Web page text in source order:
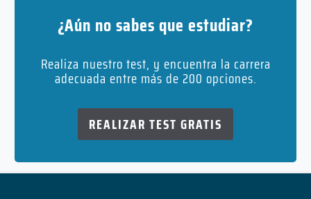
¿Aún no sabes que estudiar?
Realiza nuestro test, y encuentra la carrera
adecuada entre más de 200 opciones.
REALIZAR TEST GRATIS